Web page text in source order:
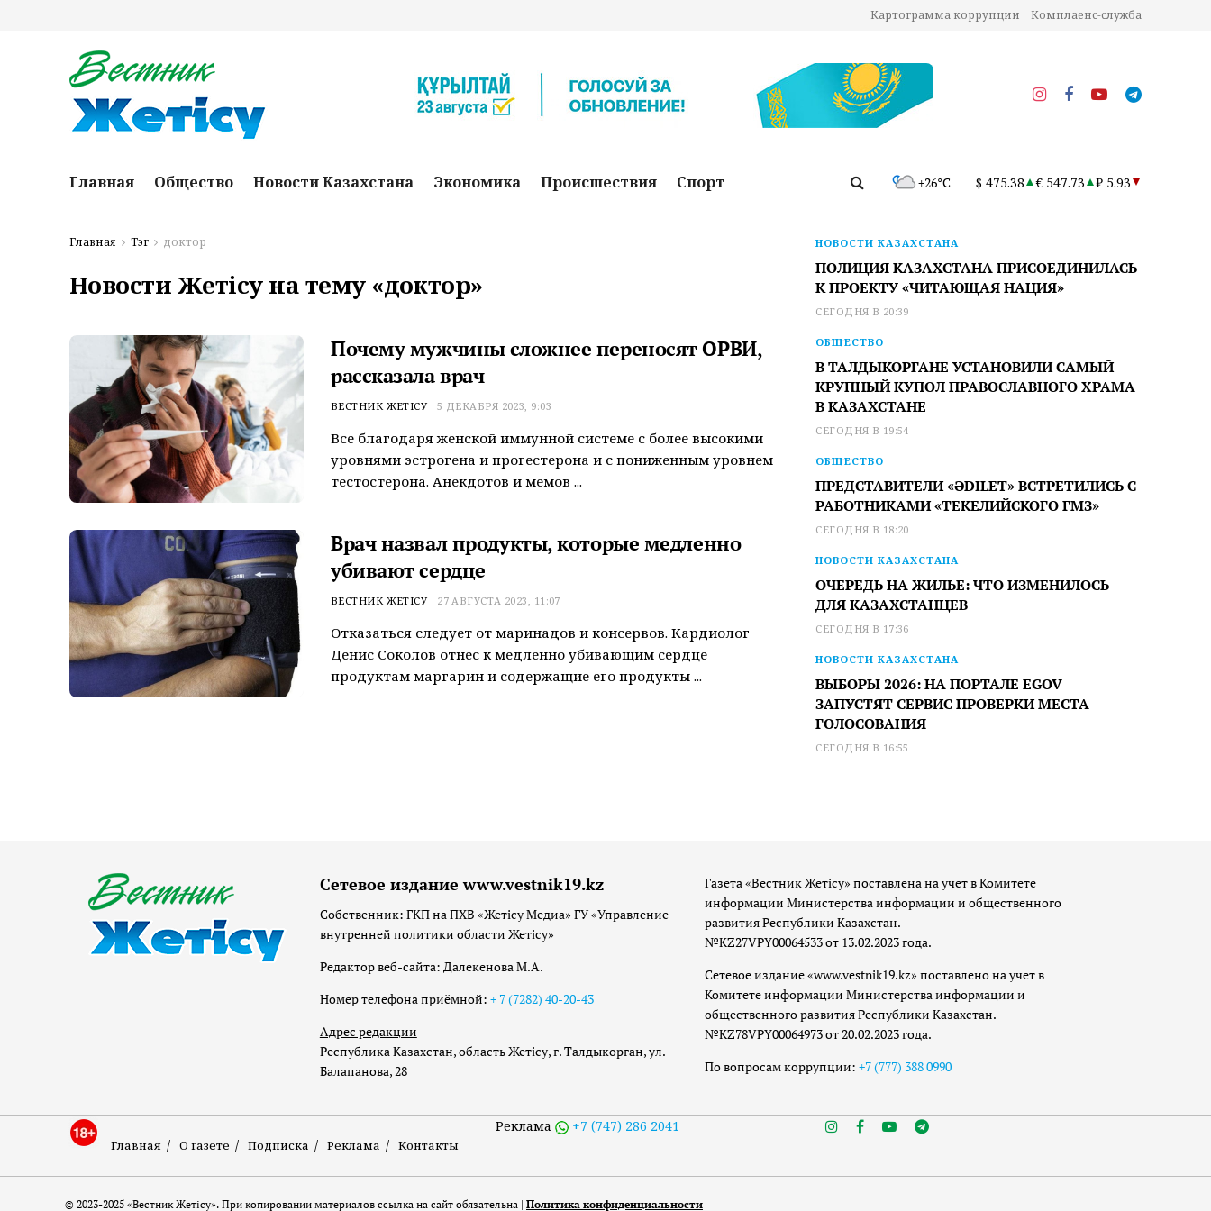
Картограмма коррупции Комплаенс-служба
Главная Общество Новости Казахстана Экономика Происшествия Спорт +26°C $ 475.38 € 547.73 ₽ 5.93
Главная Тэг доктор
Новости Жетісу на тему «доктор»
Почему мужчины сложнее переносят ОРВИ,
рассказала врач
ВЕСТНИК ЖЕТІСУ 5 ДЕКАБРЯ 2023, 9:03
Все благодаря женской иммунной системе с более высокими
уровнями эстрогена и прогестерона и с пониженным уровнем
тестостерона. Анекдотов и мемов ...
Врач назвал продукты, которые медленно
убивают сердце
ВЕСТНИК ЖЕТІСУ 27 АВГУСТА 2023, 11:07
Отказаться следует от маринадов и консервов. Кардиолог
Денис Соколов отнес к медленно убивающим сердце
продуктам маргарин и содержащие его продукты ...
НОВОСТИ КАЗАХСТАНА
ПОЛИЦИЯ КАЗАХСТАНА ПРИСОЕДИНИЛАСЬ
К ПРОЕКТУ «ЧИТАЮЩАЯ НАЦИЯ»
СЕГОДНЯ В 20:39
ОБЩЕСТВО
В ТАЛДЫКОРГАНЕ УСТАНОВИЛИ САМЫЙ
КРУПНЫЙ КУПОЛ ПРАВОСЛАВНОГО ХРАМА
В КАЗАХСТАНЕ
СЕГОДНЯ В 19:54
ОБЩЕСТВО
ПРЕДСТАВИТЕЛИ «ӘDILET» ВСТРЕТИЛИСЬ С
РАБОТНИКАМИ «ТЕКЕЛИЙСКОГО ГМЗ»
СЕГОДНЯ В 18:20
НОВОСТИ КАЗАХСТАНА
ОЧЕРЕДЬ НА ЖИЛЬЕ: ЧТО ИЗМЕНИЛОСЬ
ДЛЯ КАЗАХСТАНЦЕВ
СЕГОДНЯ В 17:36
НОВОСТИ КАЗАХСТАНА
ВЫБОРЫ 2026: НА ПОРТАЛЕ EGOV
ЗАПУСТЯТ СЕРВИС ПРОВЕРКИ МЕСТА
ГОЛОСОВАНИЯ
СЕГОДНЯ В 16:55
Сетевое издание www.vestnik19.kz
Собственник: ГКП на ПХВ «Жетісу Медиа» ГУ «Управление
внутренней политики области Жетісу»
Редактор веб-сайта: Далекенова М.А.
Номер телефона приёмной: + 7 (7282) 40-20-43
Адрес редакции
Республика Казахстан, область Жетісу, г. Талдыкорган, ул.
Балапанова, 28
Газета «Вестник Жетісу» поставлена на учет в Комитете
информации Министерства информации и общественного
развития Республики Казахстан.
№KZ27VPY00064533 от 13.02.2023 года.
Сетевое издание «www.vestnik19.kz» поставлено на учет в
Комитете информации Министерства информации и
общественного развития Республики Казахстан.
№KZ78VPY00064973 от 20.02.2023 года.
По вопросам коррупции: +7 (777) 388 0990
Главная О газете Подписка Реклама Контакты
Реклама +7 (747) 286 2041
© 2023-2025 «Вестник Жетісу». При копировании материалов ссылка на сайт обязательна | Политика конфиденциальности